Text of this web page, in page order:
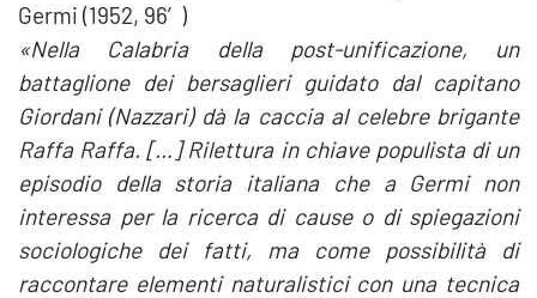
Germi (1952, 96′)
«Nella Calabria della post-unificazione, un
battaglione dei bersaglieri guidato dal capitano
Giordani (Nazzari) dà la caccia al celebre brigante
Raffa Raffa. […] Rilettura in chiave populista di un
episodio della storia italiana che a Germi non
interessa per la ricerca di cause o di spiegazioni
sociologiche dei fatti, ma come possibilità di
raccontare elementi naturalistici con una tecnica